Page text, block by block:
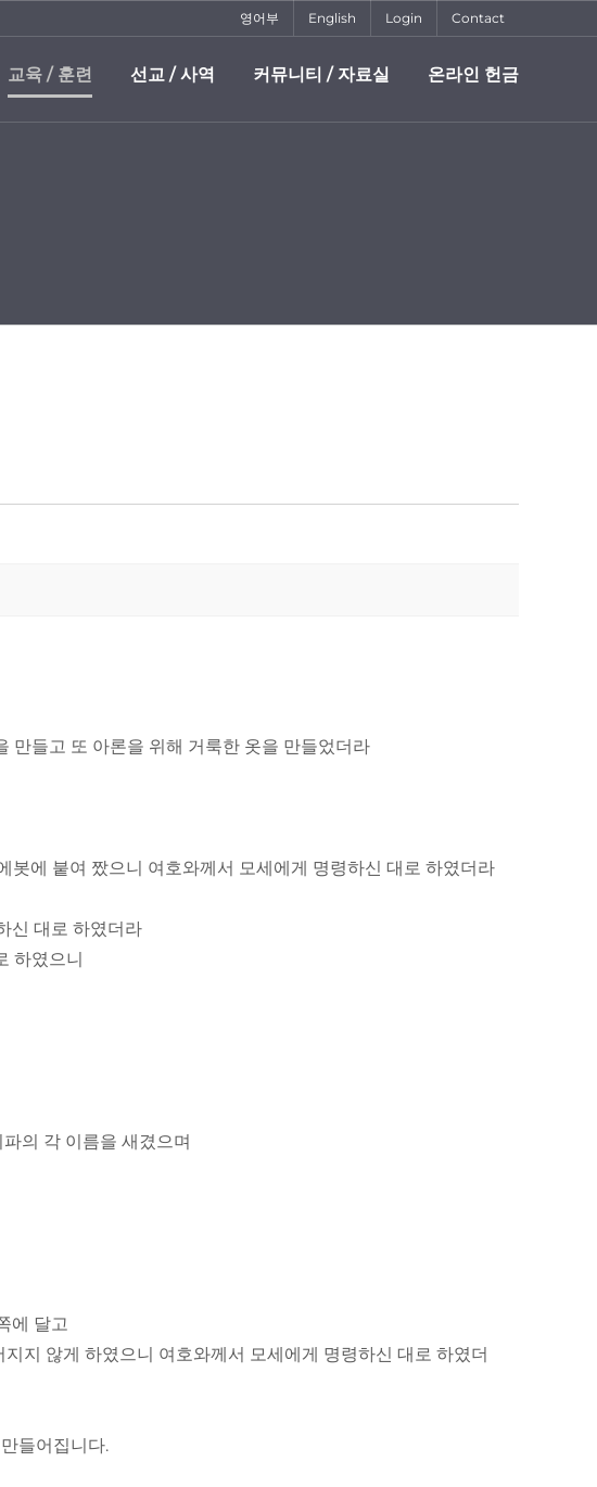
영어부 English Login Contact
교육 / 훈련 선교 / 사역 커뮤니티 / 자료실 온라인 헌금
만들고 또 아론을 위해 거룩한 옷을 만들었더라
에 붙여 짰으니 여호와께서 모세에게 명령하신 대로 하였더라
신 대로 하였더라
하였으니
의 각 이름을 새겼으며
에 달고
지 않게 하였으니 여호와께서 모세에게 명령하신 대로 하였더
들어집니다.